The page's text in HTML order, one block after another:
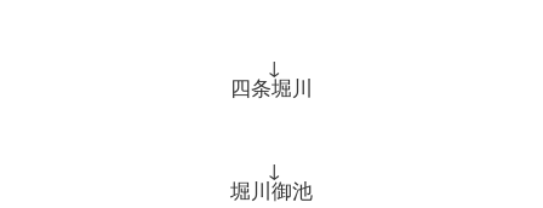
↓
四条堀川
↓
堀川御池